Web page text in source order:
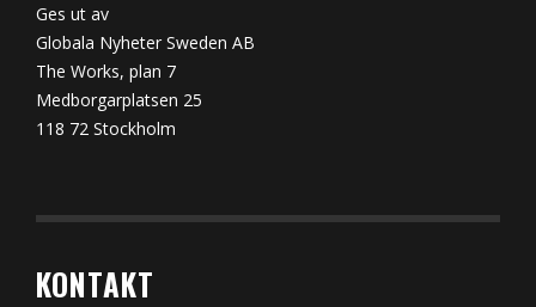
Ges ut av
Globala Nyheter Sweden AB
The Works, plan 7
Medborgarplatsen 25
118 72 Stockholm
KONTAKT